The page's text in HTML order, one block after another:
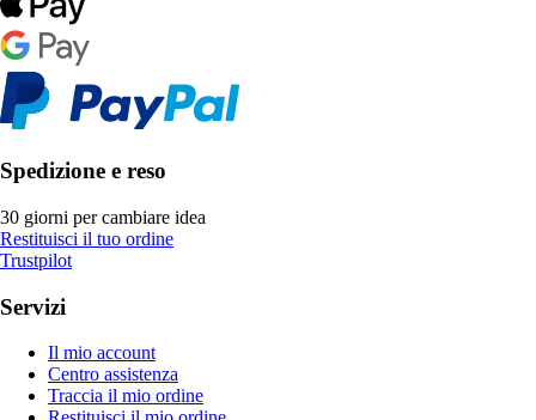
Spedizione e reso
30 giorni per cambiare idea
Restituisci il tuo ordine
Trustpilot
Servizi
Il mio account
Centro assistenza
Traccia il mio ordine